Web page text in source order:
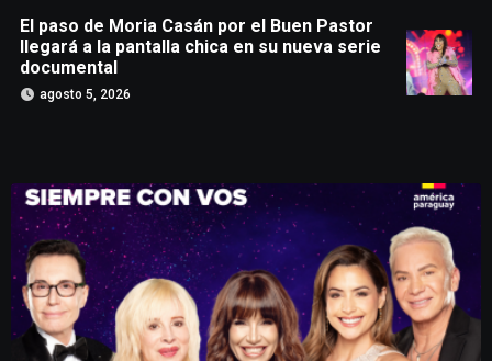
El paso de Moria Casán por el Buen Pastor
llegará a la pantalla chica en su nueva serie
documental
agosto 5, 2026